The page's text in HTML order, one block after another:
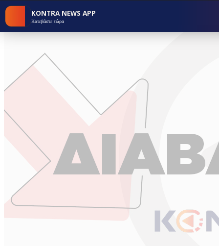
KONTRA NEWS APP
Κατεβάστε τώρα